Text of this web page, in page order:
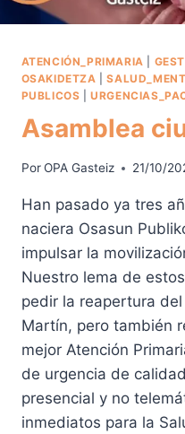
ATENCIÓN_PRIMARIA
OSAKIDETZA
|
PUBLICOS |
Asamblea
Por OPA Gasteiz 21/10/
Han pasado ya tres
naciera Osasun
impulsar la
Nuestro lema de
pedir la reapertura del
Martín, pero también
mejor Atención
de urgencia de
presencial y no
inmediatos para la